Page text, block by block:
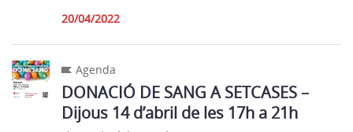
20/04/2022
Agenda
DONACIÓ DE SANG A SETCASES –
Dijous 14 d’abril de les 17h a 21h